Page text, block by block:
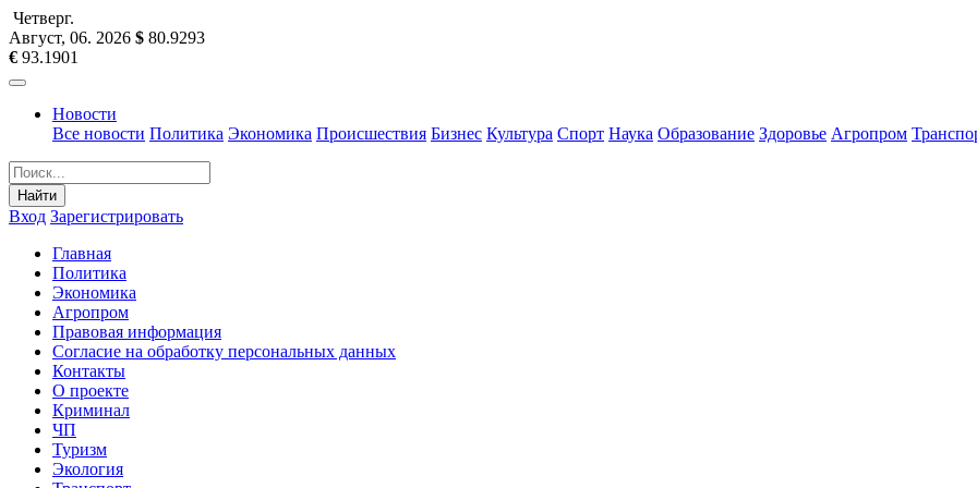
Четверг.
Август, 06. 2026 $ 80.9293
€ 93.1901
Новости
Все новости Политика Экономика Происшествия Бизнес Культура Спорт Наука Образование Здоровье Агропром
Найти
Вход Зарегистрировать
Главная
Политика
Экономика
Агропром
Правовая информация
Согласие на обработку персональных данных
Контакты
О проекте
Криминал
ЧП
Туризм
Экология